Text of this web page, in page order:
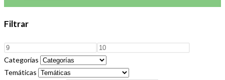
Filtrar
Categorías
Temáticas